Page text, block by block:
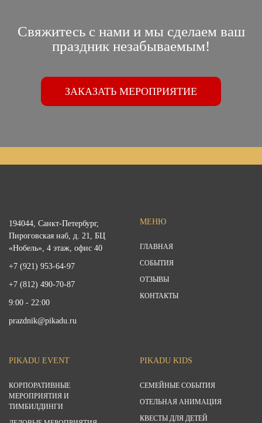
Свяжитесь с нами и мы сделаем ваш
праздник незабываемым!
ЗАКАЗАТЬ МЕРОПРИЯТИЕ
194044, Санкт-Петербург,
Пироговская наб, д. 21, БЦ
«Нобель», 4 этаж, офис 40
+7 (921) 953-64-97
+7 (812) 490-70-87
9:00 - 22:00
prazdnik@pikadu.ru
МЕНЮ
ГЛАВНАЯ
СОБЫТИЯ
ОТЗЫВЫ
КОНТАКТЫ
PIKADU EVENT
КОРПОРАТИВНЫЕ
МЕРОПРИЯТИЯ И
ТИМБИЛДИНГИ
PIKADU KIDS
СЕМЕЙНЫЕ СОБЫТИЯ
ОТЕЛЬНАЯ АНИМАЦИЯ
КВЕСТЫ ДЛЯ ДЕТЕЙ